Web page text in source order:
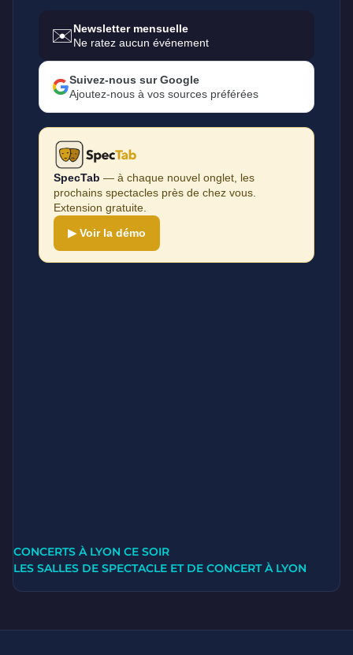
✉️Newsletter mensuelle
Ne ratez aucun événement
Suivez-nous sur Google
Ajoutez-nous à vos sources préférées
SpecTab — à chaque nouvel onglet, les
prochains spectacles près de chez vous.
Extension gratuite.
▶ Voir la démo
CONCERTS À LYON CE SOIR
LES SALLES DE SPECTACLE ET DE CONCERT À LYON